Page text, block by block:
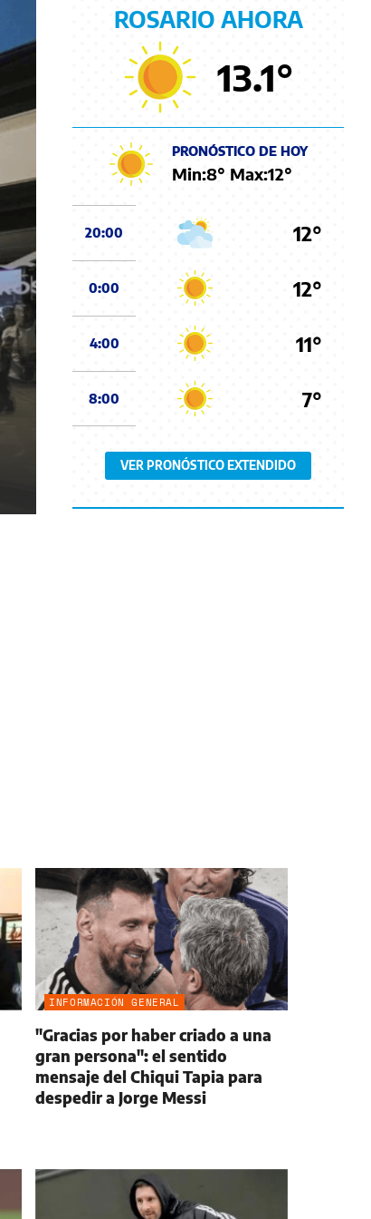
ROSARIO AHORA
13.1°
PRONÓSTICO DE HOY
Min:8° Max:12°
20:00 12°
0:00 12°
4:00 11°
8:00 7°
VER PRONÓSTICO EXTENDIDO
INFORMACIÓN GENERAL
"Gracias por haber criado a una
gran persona": el sentido
mensaje del Chiqui Tapia para
despedir a Jorge Messi